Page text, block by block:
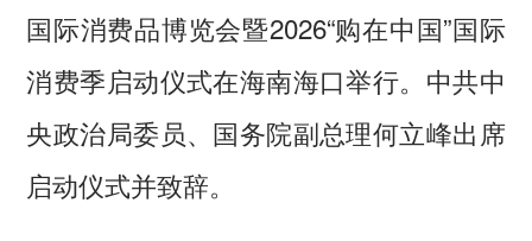
国际消费品博览会暨2026“购在中国”国际
消费季启动仪式在海南海口举行。中共中
央政治局委员、国务院副总理何立峰出席
启动仪式并致辞。